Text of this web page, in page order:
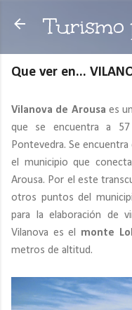
Ir al
Turismo
Que ver en...
Vilanova de Arousa es
que se encuentra a
Pontevedra. Se
el municipio que
Arousa. Por el este
otros puntos del
para la elaboración de
Vilanova es el monte
metros de altitud.